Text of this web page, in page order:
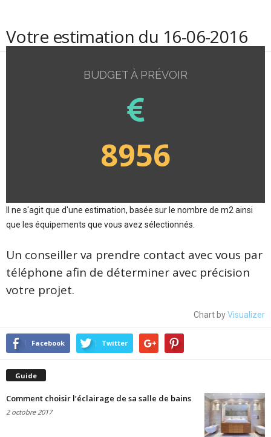
Votre estimation du 16-06-2016
BUDGET À PRÉVOIR
8956
Il ne s'agit que d'une estimation, basée sur le nombre de m2 ainsi
que les équipements que vous avez sélectionnés.
Un conseiller va prendre contact avec vous par
téléphone afin de déterminer avec précision
votre projet.
Chart byVisualizer
Facebook Twitter
Guide
Comment choisir l’éclairage de sa salle de bains
2 octobre 2017